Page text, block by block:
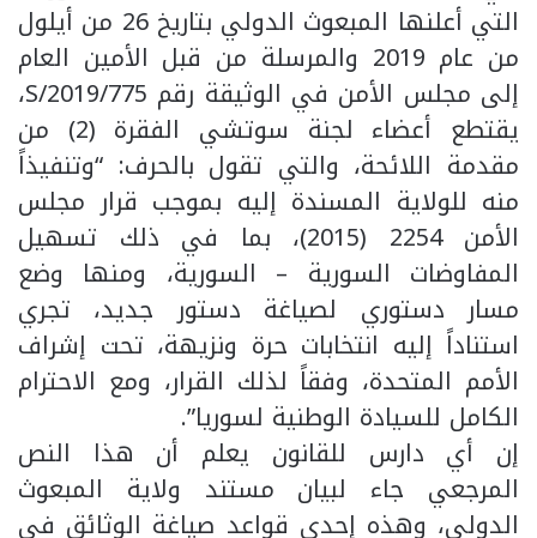
التي أعلنها المبعوث الدولي بتاريخ 26 من أيلول
من عام 2019 والمرسلة من قبل الأمين العام
إلى مجلس الأمن في الوثيقة رقم S/2019/775،
يقتطع أعضاء لجنة سوتشي الفقرة (2) من
مقدمة اللائحة، والتي تقول بالحرف: “وتنفيذاً
منه للولاية المسندة إليه بموجب قرار مجلس
الأمن 2254 (2015)، بما في ذلك تسهيل
المفاوضات السورية – السورية، ومنها وضع
مسار دستوري لصياغة دستور جديد، تجري
استناداً إليه انتخابات حرة ونزيهة، تحت إشراف
الأمم المتحدة، وفقاً لذلك القرار، ومع الاحترام
الكامل للسيادة الوطنية لسوريا”.
إن أي دارس للقانون يعلم أن هذا النص
المرجعي جاء لبيان مستند ولاية المبعوث
الدولي، وهذه إحدى قواعد صياغة الوثائق في